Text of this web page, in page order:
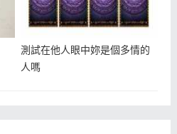
測試在他人眼中妳是個多情的
人嗎